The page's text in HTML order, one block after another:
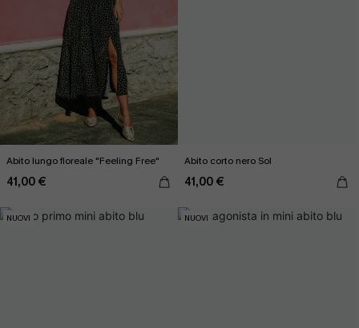
Abito lungo floreale "Feeling Free"
41,00 €
Abito corto nero Sol
41,00 €
NUOVI NUOVI